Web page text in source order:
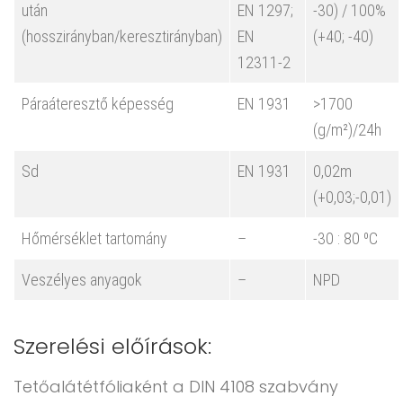
után
(hosszirányban/keresztirányban)
EN 1297;
EN
12311-2
-30) / 100%
(+40; -40)
Páraáteresztő képesség EN 1931
>1700
(g/m²)/24h
Sd EN 1931
0,02m
(+0,03;-0,01)
Hőmérséklet tartomány – -30 : 80 ⁰C
Veszélyes anyagok – NPD
Szerelési előírások:
Tetőalátétfóliaként a DIN 4108 szabvány